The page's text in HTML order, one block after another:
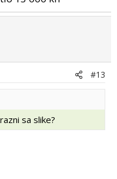
#13
sa slike?